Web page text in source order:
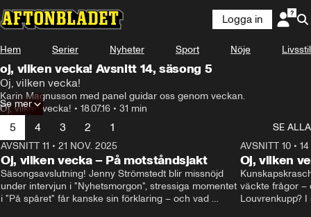
Logga in
Hem Serier Nyheter Sport Nöje Livsstil
oj, vilken vecka! Avsnitt 14, säsong 5
Oj, vilken vecka!
Karin Magnusson med panel guidar oss genom veckan.
Oj, vilken vecka! • 18.07.16 • 31 min
Se mer
5 4 3 2 1
SE ALLA
AVSNITT 11 • 21 NOV. 2025
Oj, vilken vecka – På motståndsjakt
Säsongsavslutning! Jenny Strömstedt blir missnöjd
under intervjun i "Nyhetsmorgon", stressiga momentet
i "På spåret" får kanske sin förklaring – och vad
AVSNITT 10•
Oj, vilken
väckte frågor –
Louvrenkupp?